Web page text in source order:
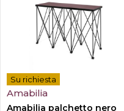
Su richiesta
Amabilia
Amabilia palchetto nero